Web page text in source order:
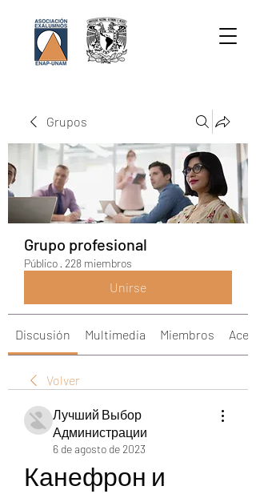
Grupos
Grupo profesional
Público · 228 miembros
Unirse
Discusión Multimedia Miembros
Volver
Лучший Выбор
Администрации
6 de agosto de 2023
Канефрон и